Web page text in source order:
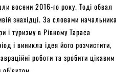
восени 2016-го року. Тоді обвал
знахідці. За словами начальника
і туризму в Рівному Тараса
і виникла ідея його розчистити,
роботи та зробити цікавим